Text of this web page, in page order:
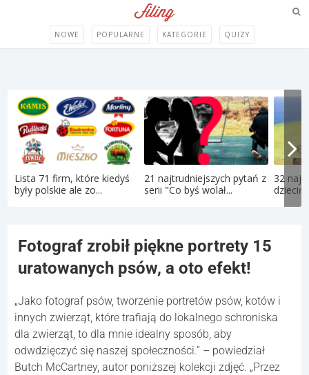
NOWE POPULARNE KATEGORIE QUIZY
Lista 71 firm, które kiedyś
były polskie ale zo...
21 najtrudniejszych pytań z
serii "Co byś wolał...
32
Fotograf zrobił piękne portrety 15
uratowanych psów, a oto efekt!
„Jako fotograf psów, tworzenie portretów psów, kotów i
innych zwierząt, które trafiają do lokalnego schroniska
dla zwierząt, to dla mnie idealny sposób, aby
odwdzięczyć się naszej społeczności.” – powiedział
Butch McCartney, autor poniższej kolekcji zdjęć. „Przez